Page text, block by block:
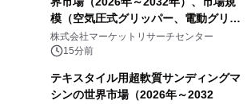
模（空気圧式グリッパー、電動グリッ
パー）・分析レポートを発表
株式会社マーケットリサーチセンター
15分前
テキスタイル用超軟質サンディングマ
シンの世界市場（2026年～2032